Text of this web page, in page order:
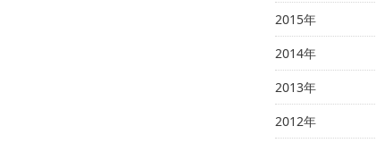
2015年
2014年
2013年
2012年